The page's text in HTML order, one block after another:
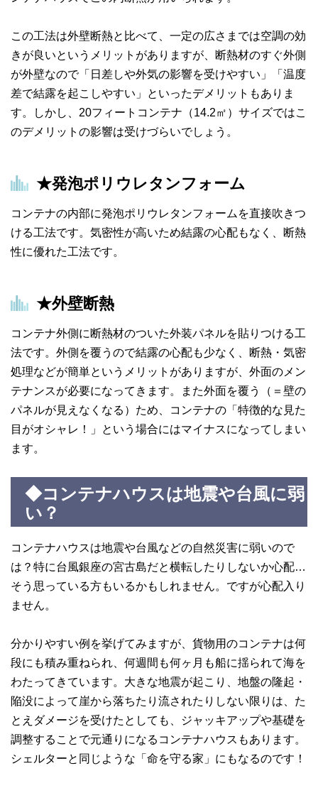
この工法は外壁断熱と比べて、一定の広さまでは空調の効
きが良いというメリットがありますが、断熱材のすぐ外側
が外壁なので「日差しや外気の影響を受けやすい」「温度
差で結露を起こしやすい」といったデメリットもありま
す。しかし、20フィートコンテナ（14.2㎡）サイズではこ
のデメリットの影響は受けづらいでしょう。
★発泡ポリウレタンフォーム
コンテナの内部に発泡ポリウレタンフォームを直接吹きつ
ける工法です。気密性が高いため結露の心配もなく、断熱
性に優れた工法です。
★外壁断熱
コンテナ外側に断熱材のついた外装パネルを貼りつける工
法です。外側を覆うので結露の心配も少なく、断熱・気密
処理などが簡単というメリットがありますが、外面のメン
テナンスが必要になってきます。また外面を覆う（＝壁の
パネルが見えなくなる）ため、コンテナの「特徴的な見た
目がオシャレ！」という場合にはマイナスになってしまい
ます。
◆コンテナハウスは地震や台風に弱
い？
コンテナハウスは地震や台風などの自然災害に弱いので
は？特に台風銀座の宮古島だと横転したりしないか心配…
そう思っている方もいるかもしれません。ですが心配入り
ません。
分かりやすい例を挙げてみますが、貨物用のコンテナは何
段にも積み重ねられ、何週間も何ヶ月も船に揺られて海を
わたってきています。大きな地震が起こり、地盤の隆起・
陥没によって崖から落ちたり流されたりしない限りは、た
とえダメージを受けたとしても、ジャッキアップや基礎を
調整することで元通りになるコンテナハウスもあります。
シェルターと同じような「命を守る家」にもなるのです！